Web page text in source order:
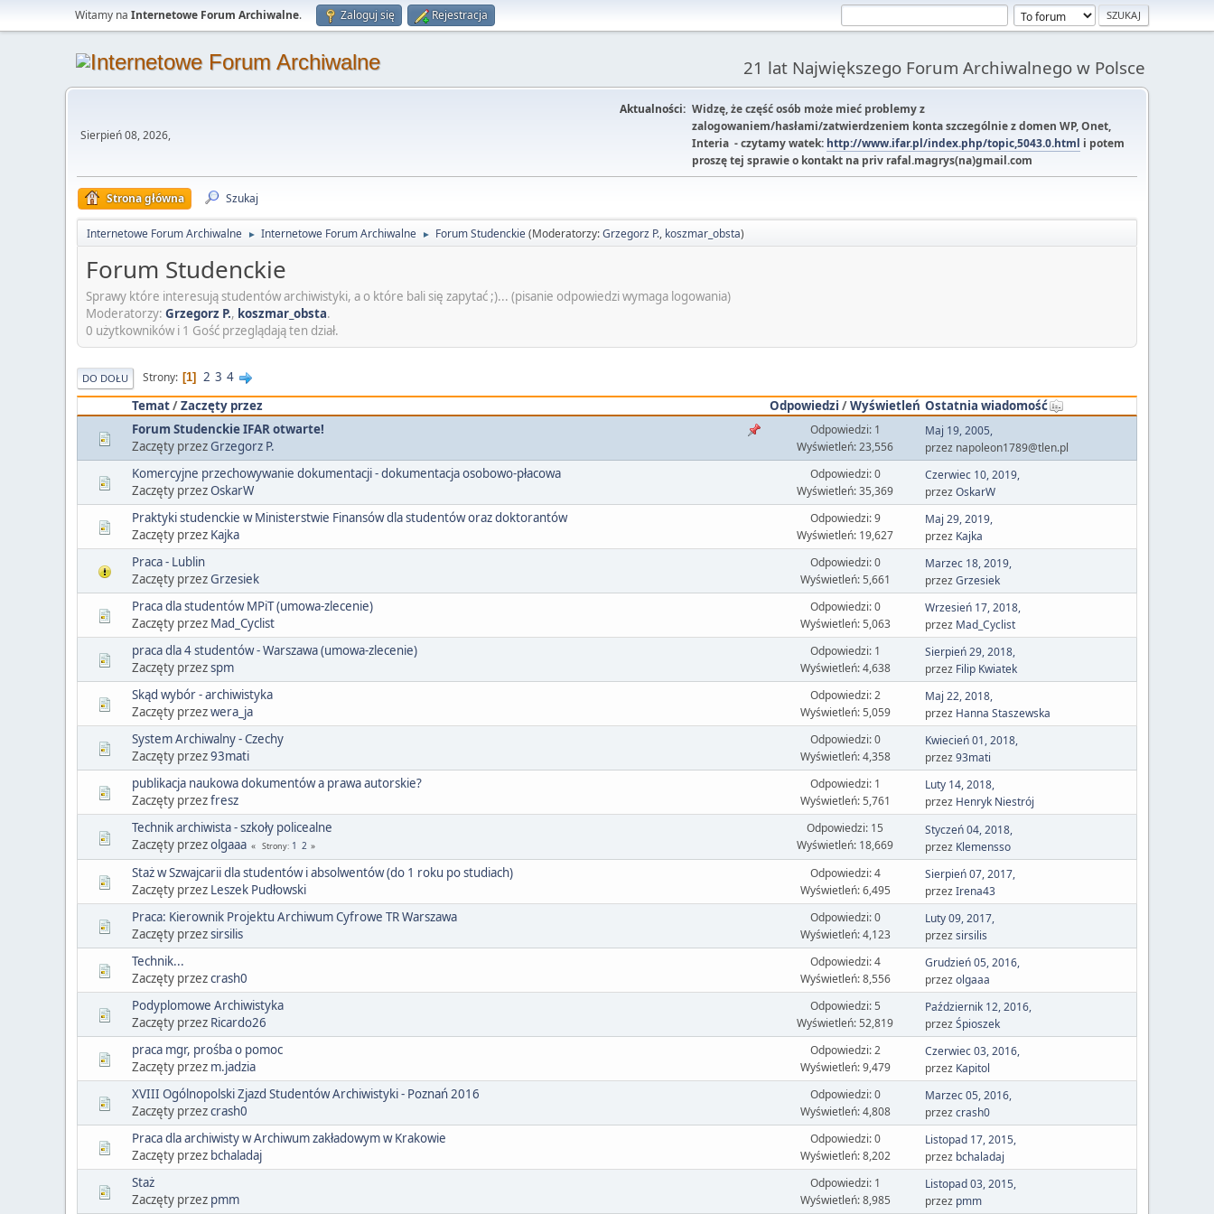
Witamy na Internetowe Forum Archiwalne. Zaloguj się Rejestracja
21 lat Największego Forum Archiwalnego w Polsce
Sierpień 08, 2026,
Aktualności: Widzę, że część osób może mieć problemy z
zalogowaniem/hasłami/zatwierdzeniem konta szczególnie z domen WP, Onet,
Interia - czytamy watek: http://www.ifar.pl/index.php/topic,5043.0.html i potem
proszę tej sprawie o kontakt na priv rafal.magrys(na)gmail.com
Strona główna Szukaj
Internetowe Forum Archiwalne ► Internetowe Forum Archiwalne ► Forum Studenckie(Moderatorzy:Grzegorz P., koszmar_obsta)
Forum Studenckie
Sprawy które interesują studentów archiwistyki, a o które bali się zapytać ;)... (pisanie odpowiedzi wymaga logowania)
Moderatorzy: Grzegorz P., koszmar_obsta.
0 użytkowników i 1 Gość przeglądają ten dział.
DO DOŁU Strony 1 2 3 4
Temat/Zaczęty przez Odpowiedzi /Wyświetleń Ostatnia wiadomość
Forum Studenckie IFAR otwarte!
Zaczęty przez Grzegorz P.
Odpowiedzi: 1
Wyświetleń: 23,556
Maj 19, 2005,
przez napoleon1789@tlen.pl
Komercyjne przechowywanie dokumentacji - dokumentacja osobowo-płacowa
Zaczęty przezOskarW
Odpowiedzi: 0
Wyświetleń: 35,369
Czerwiec 10, 2019,
przezOskarW
Praktyki studenckie w Ministerstwie Finansów dla studentów oraz doktorantów
Zaczęty przez Kajka
Odpowiedzi: 9
Wyświetleń: 19,627
Maj 29, 2019,
przez Kajka
Praca - Lublin
Zaczęty przezGrzesiek
Odpowiedzi: 0
Wyświetleń: 5,661
Marzec 18, 2019,
przezGrzesiek
Praca dla studentów MPiT (umowa-zlecenie)
Zaczęty przez Mad_Cyclist
Odpowiedzi: 0
Wyświetleń: 5,063
Wrzesień 17, 2018,
przez Mad_Cyclist
praca dla 4 studentów - Warszawa (umowa-zlecenie)
Zaczęty przezspm
Odpowiedzi: 1
Wyświetleń: 4,638
Sierpień 29, 2018,
przez Filip Kwiatek
Skąd wybór - archiwistyka
Zaczęty przezwera_ja
Odpowiedzi: 2
Wyświetleń: 5,059
Maj 22, 2018,
przez Hanna Staszewska
System Archiwalny - Czechy
Zaczęty przez93mati
Odpowiedzi: 0
Wyświetleń: 4,358
Kwiecień 01, 2018,
przez93mati
publikacja naukowa dokumentów a prawa autorskie?
Zaczęty przezfresz
Odpowiedzi: 1
Wyświetleń: 5,761
Luty 14, 2018,
przez Henryk Niestrój
Technik archiwista - szkoły policealne
Zaczęty przezolgaaa Strony 1 2
Odpowiedzi: 15
Wyświetleń: 18,669
Styczeń 04, 2018,
przez Klemensso
Staż w Szwajcarii dla studentów i absolwentów (do 1 roku po studiach)
Zaczęty przez Leszek Pudłowski
Odpowiedzi: 4
Wyświetleń: 6,495
Sierpień 07, 2017,
przezIrena43
Praca: Kierownik Projektu Archiwum Cyfrowe TR Warszawa
Zaczęty przezsirsilis
Odpowiedzi: 0
Wyświetleń: 4,123
Luty 09, 2017,
przezsirsilis
Technik...
Zaczęty przezcrash0
Odpowiedzi: 4
Wyświetleń: 8,556
Grudzień 05, 2016,
przezolgaaa
Podyplomowe Archiwistyka
Zaczęty przez Ricardo26
Odpowiedzi: 5
Wyświetleń: 52,819
Październik 12, 2016,
przezŚpioszek
praca mgr, prośba o pomoc
Zaczęty przez m.jadzia
Odpowiedzi: 2
Wyświetleń: 9,479
Czerwiec 03, 2016,
przez Kapitol
XVIII Ogólnopolski Zjazd Studentów Archiwistyki - Poznań 2016
Zaczęty przezcrash0
Odpowiedzi: 0
Wyświetleń: 4,808
Marzec 05, 2016,
przezcrash0
Praca dla archiwisty w Archiwum zakładowym w Krakowie
Zaczęty przez bchaladaj
Odpowiedzi: 0
Wyświetleń: 8,202
Listopad 17, 2015,
przez bchaladaj
Staż
Zaczęty przez pmm
Odpowiedzi: 1
Wyświetleń: 8,985
Listopad 03, 2015,
przez pmm